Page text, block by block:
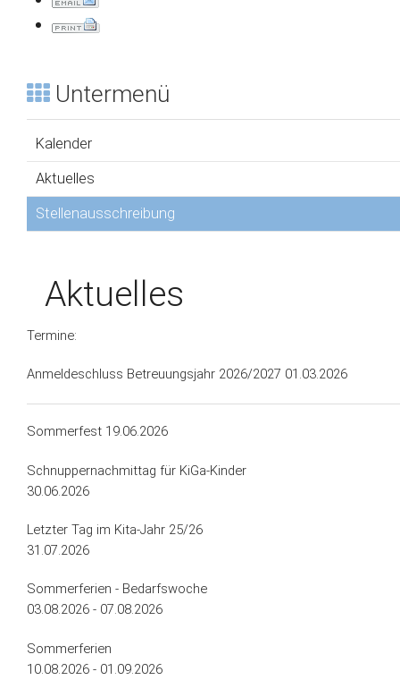
Untermenü
Kalender
Aktuelles
Stellenausschreibung
Aktuelles
Termine:
Anmeldeschluss Betreuungsjahr 2026/2027 01.03.2026
Sommerfest 19.06.2026
Schnuppernachmittag für KiGa-Kinder
30.06.2026
Letzter Tag im Kita-Jahr 25/26
31.07.2026
Sommerferien - Bedarfswoche
03.08.2026 - 07.08.2026
Sommerferien
10.08.2026 - 01.09.2026